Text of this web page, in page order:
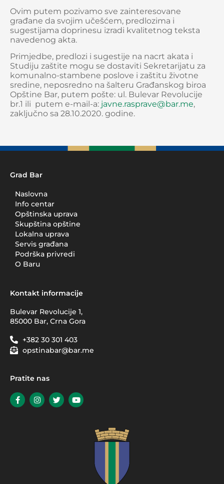
Ovim putem pozivamo sve zainteresovane
građane da svojim učešćem, predlozima i
sugestijama doprinesu izradi kvalitetnog teksta
navedenog akta.
Primjedbe, predlozi i sugestije na nacrt akata i
Studiju zaštite mogu se dostaviti Sekretarijatu za
komunalno-stambene poslove i zaštitu životne
sredine, neposredno na šalteru Građanskog biroa
Opštine Bar, putem pošte: ul. Bulevar Revolucije
br.1 ili putem e-mail-a: javne.rasprave@bar.me,
zaključno sa 28.10.2020. godine.
Grad Bar
Naslovna
Info centar
Opštinska uprava
Skupština opštine
Lokalna uprava
Servis građana
Podrška privredi
O Baru
Kontakt informacije
Bulevar Revolucije 1,
85000 Bar, Crna Gora
+382 30 301 403
opstinabar@bar.me
Pratite nas